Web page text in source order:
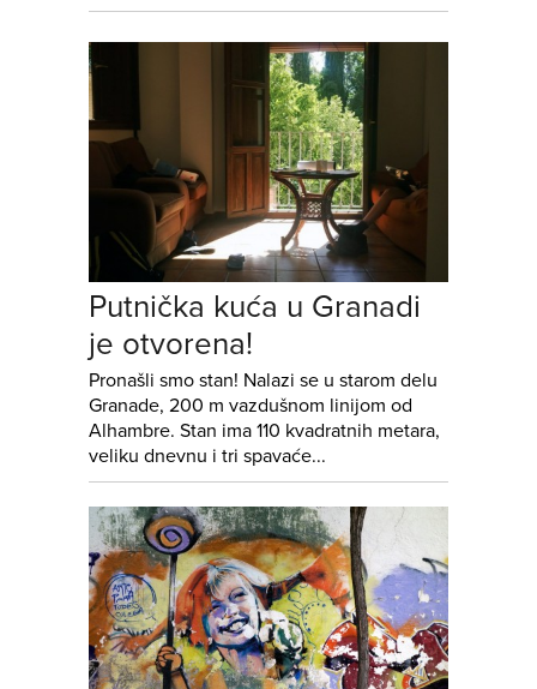
Putnička kuća u Granadi
je otvorena!
Pronašli smo stan! Nalazi se u starom delu
Granade, 200 m vazdušnom linijom od
Alhambre. Stan ima 110 kvadratnih metara,
veliku dnevnu i tri spavaće...